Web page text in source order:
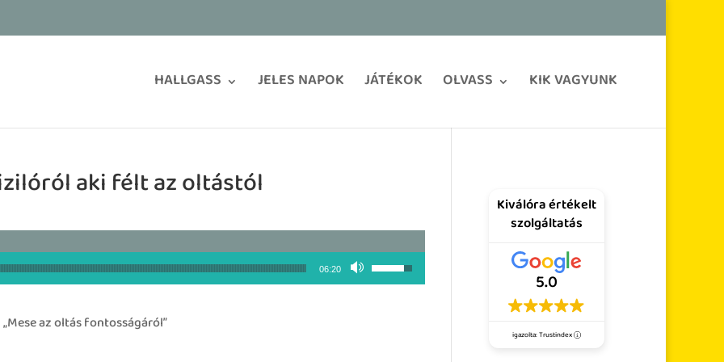
HALLGASS JELES NAPOK JÁTÉKOK OLVASS KIK VAGYUNK
aki félt az oltástól
06:20
A hangerő növeléséhez, illetőleg csökkentéséhez a Fel/Le
„Mese az oltás fontosságáról”
Kiválóra értékelt
szolgáltatás
5.0
igazolta: Trustindex